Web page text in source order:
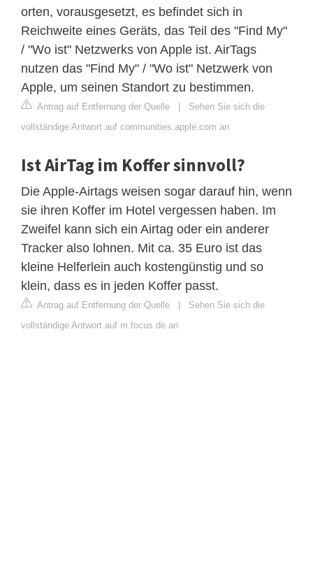
orten, vorausgesetzt, es befindet sich in
Reichweite eines Geräts, das Teil des "Find My"
/ "Wo ist" Netzwerks von Apple ist. AirTags
nutzen das "Find My" / "Wo ist" Netzwerk von
Apple, um seinen Standort zu bestimmen.
Antrag auf Entfernung der Quelle | Sehen Sie sich die
vollständige Antwort auf communities.apple.com an
Ist AirTag im Koffer sinnvoll?
Die Apple-Airtags weisen sogar darauf hin, wenn
sie ihren Koffer im Hotel vergessen haben. Im
Zweifel kann sich ein Airtag oder ein anderer
Tracker also lohnen. Mit ca. 35 Euro ist das
kleine Helferlein auch kostengünstig und so
klein, dass es in jeden Koffer passt.
Antrag auf Entfernung der Quelle | Sehen Sie sich die
vollständige Antwort auf m.focus.de an